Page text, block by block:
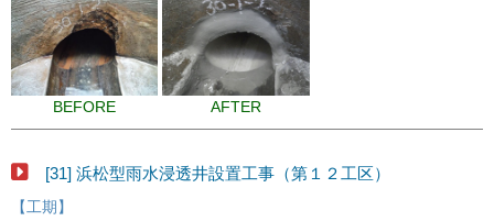
BEFORE AFTER
[31] 浜松型雨水浸透井設置工事（第１２工区）
【工期】